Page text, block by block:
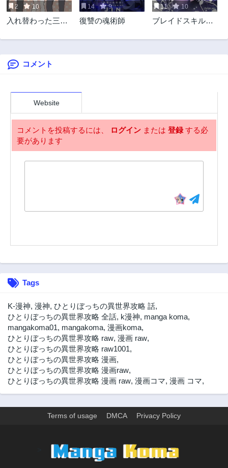
第208話
3年前
第207話
3年前
第206話 第205話
第204話
第202話
3年前 3年前
第198話
第188話
3年前
第187話
第186話
3年前
第185話
3年前
第184話
3年前
第183話
3年前
第182話
3年前
第181話
第180話
3年前
第179話
3年前
第178話 第177話
3年前
3年前
第173話
2 10
入れ替わった三角
14 9
復讐の魂術師
11 10
ブレイドスキル・
職業で最弱武器で
コメント
Website
コメントを投稿するには、 ログイン または 登録する必
要があります
Tags
K-漫神, 漫神, ひとりぼっちの異世界攻略 話,
ひとりぼっちの異世界攻略 全話, k漫神, manga koma,
mangakoma01, mangakoma, 漫画koma,
ひとりぼっちの異世界攻略 raw, 漫画 raw,
ひとりぼっちの異世界攻略 raw1001,
ひとりぼっちの異世界攻略 漫画,
ひとりぼっちの異世界攻略 漫画raw,
ひとりぼっちの異世界攻略 漫画 raw, 漫画コマ, 漫画 コマ,
Terms of usage DMCA Privacy Policy